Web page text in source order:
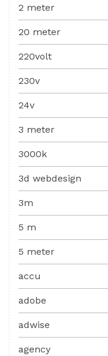
2 meter
20 meter
220volt
230v
24v
3 meter
3000k
3d webdesign
3m
5 m
5 meter
accu
adobe
adwise
agency